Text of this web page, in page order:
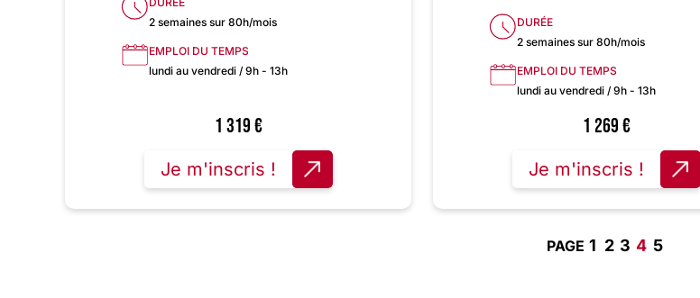
2 semaines sur 80h/mois
EMPLOI DU TEMPS
lundi au vendredi / 9h - 13h
1 319€
Je m'inscris !
DURÉE
2 semaines sur 80h/mois
EMPLOI DU TEMPS
lundi au vendredi / 9h - 13h
1 269€
Je m'inscris !
1 2 3 4 5